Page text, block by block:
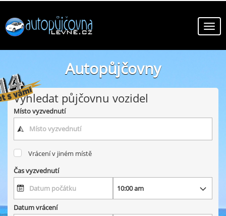
Autopůjčovny
online autopůjčovny v zemi
Vyhledat půjčovnu vozidel
Místo vyzvednutí
Vrácení v jiném místě
Čas vyzvednutí
Datum vrácení